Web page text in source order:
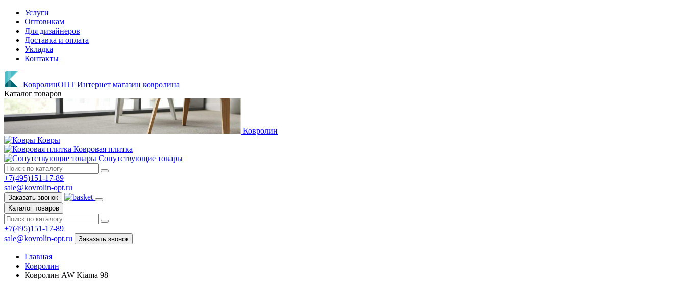
Услуги
Оптовикам
Для дизайнеров
Доставка и оплата
Укладка
Контакты
КовролинОПТ Интернет магазин ковролина
Каталог товаров
Ковролин
Ковры
Ковровая плитка
Сопутствующие товары
+7(495)151-17-89
sale@kovrolin-opt.ru
Заказать звонок
Каталог товаров
+7(495)151-17-89
sale@kovrolin-opt.ru
Заказать звонок
Главная
Ковролин
Ковролин AW Kiama 98